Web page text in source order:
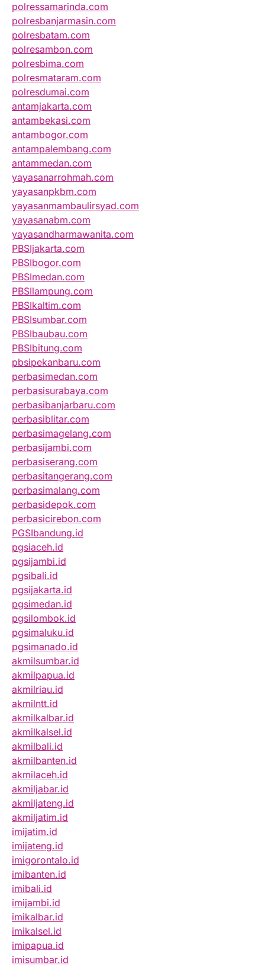
polressamarinda.com
polresbanjarmasin.com
polresbatam.com
polresambon.com
polresbima.com
polresmataram.com
polresdumai.com
antamjakarta.com
antambekasi.com
antambogor.com
antampalembang.com
antammedan.com
yayasanarrohmah.com
yayasanpkbm.com
yayasanmambaulirsyad.com
yayasanabm.com
yayasandharmawanita.com
PBSIjakarta.com
PBSIbogor.com
PBSImedan.com
PBSIlampung.com
PBSIkaltim.com
PBSIsumbar.com
PBSIbaubau.com
PBSIbitung.com
pbsipekanbaru.com
perbasimedan.com
perbasisurabaya.com
perbasibanjarbaru.com
perbasiblitar.com
perbasimagelang.com
perbasijambi.com
perbasiserang.com
perbasitangerang.com
perbasimalang.com
perbasidepok.com
perbasicirebon.com
PGSIbandung.id
pgsiaceh.id
pgsijambi.id
pgsibali.id
pgsijakarta.id
pgsimedan.id
pgsilombok.id
pgsimaluku.id
pgsimanado.id
akmilsumbar.id
akmilpapua.id
akmilriau.id
akmilntt.id
akmilkalbar.id
akmilkalsel.id
akmilbali.id
akmilbanten.id
akmilaceh.id
akmiljabar.id
akmiljateng.id
akmiljatim.id
imijatim.id
imijateng.id
imigorontalo.id
imibanten.id
imibali.id
imijambi.id
imikalbar.id
imikalsel.id
imipapua.id
imisumbar.id